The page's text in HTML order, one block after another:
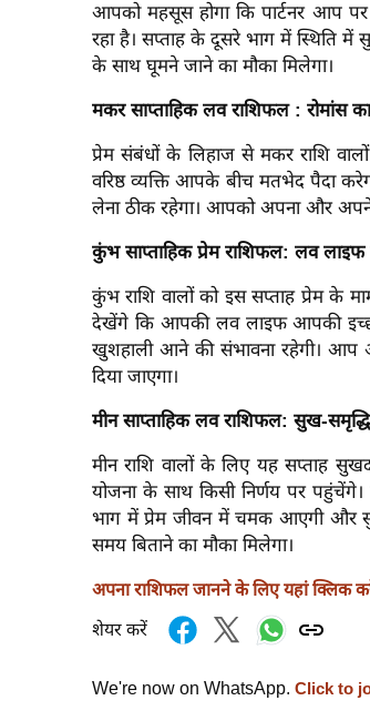
आपको महसूस होगा कि पार्टनर आप
रहा है। सप्ताह के दूसरे भाग में स्थिति में
के साथ घूमने जाने का मौका मिलेगा।
मकर साप्ताहिक लव राशिफल : रोमांस
प्रेम संबंधों के लिहाज से मकर राशि
वरिष्ठ व्यक्ति आपके बीच मतभेद पैदा
लेना ठीक रहेगा। आपको अपना और अपने
कुंभ साप्ताहिक प्रेम राशिफल: लव लाइफ
कुंभ राशि वालों को इस सप्ताह प्रेम के
देखेंगे कि आपकी लव लाइफ आपकी
खुशहाली आने की संभावना रहेगी। आप
दिया जाएगा।
मीन साप्ताहिक लव राशिफल: सुख-
मीन राशि वालों के लिए यह सप्ताह
योजना के साथ किसी निर्णय पर
भाग में प्रेम जीवन में चमक आएगी और
समय बिताने का मौका मिलेगा।
अपना राशिफल जानने के लिए यहां क्लिक
शेयर करें
We're now on WhatsApp. Click to